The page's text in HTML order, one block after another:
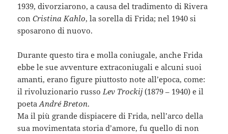
1939, divorziarono, a causa del tradimento di Rivera
conCristina Kahlo, la sorella di Frida; nel 1940 si
sposarono di nuovo.
Durante questo tira e molla coniugale, anche Frida
ebbe le sue avventure extraconiugali e alcuni suoi
amanti, erano figure piuttosto note all’epoca, come:
il rivoluzionario russo Lev Trockij(1879 – 1940) e il
poetaAndré Breton.
Ma il più grande dispiacere di Frida, nell’arco della
sua movimentata storia d’amore, fu quello di non